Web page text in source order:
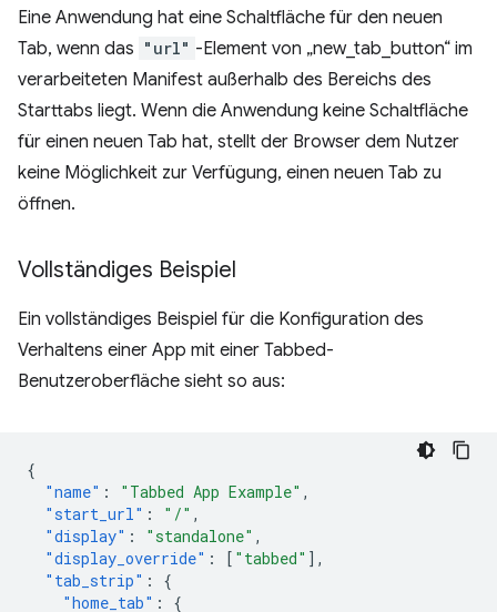
Eine Anwendung hat eine Schaltfläche für den neuen
Tab, wenn das "url" -Element von „new_tab_button“ im
verarbeiteten Manifest außerhalb des Bereichs des
Starttabs liegt. Wenn die Anwendung keine Schaltfläche
für einen neuen Tab hat, stellt der Browser dem Nutzer
keine Möglichkeit zur Verfügung, einen neuen Tab zu
öffnen.
Vollständiges Beispiel
Ein vollständiges Beispiel für die Konfiguration des
Verhaltens einer App mit einer Tabbed-
Benutzeroberfläche sieht so aus:
{
"name" : "Tabbed App Example" ,
"start_url" : "/" ,
"display" : "standalone" ,
"display_override" : [ "tabbed" ],
"tab_strip" :
{
"home_tab" : {